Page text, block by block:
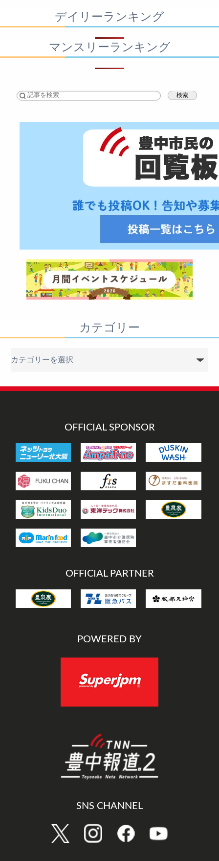
デイリーランキング
マンスリーランキング
検索
カテゴリー
リ
OFFICIAL SPONSOR
OFFICIAL PARTNER
POWERED BY
SNS CHANNEL